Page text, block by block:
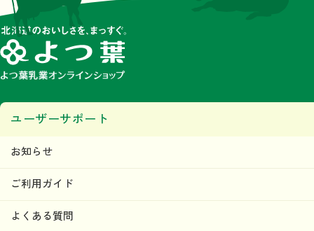
ユーザーサポート
お知らせ
ご利用ガイド
よくある質問